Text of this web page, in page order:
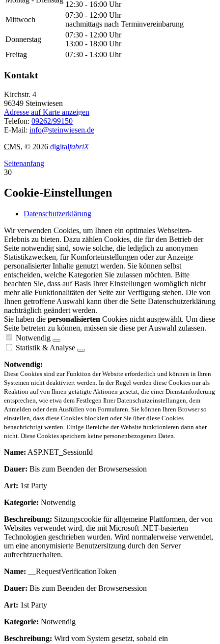
12:30 - 16:00 Uhr
Mittwoch
07:30 - 12:00 Uhr
nachmittags nach Terminvereinbarung
Donnerstag
07:30 - 12:00 Uhr
13:00 - 18:00 Uhr
Freitag
07:30 - 13:00 Uhr
Kontakt
Kirchstr. 4
96349 Steinwiesen
Adresse auf Karte anzeigen
Telefon: 09262/99150
E-Mail: info@steinwiesen.de
CMS, © 2026 digitalfabriX
Seitenanfang
30
Cookie-Einstellungen
Datenschutzerklärung
Wir verwenden Cookies, um Ihnen ein optimales Webseiten-
Erlebnis zu bieten. Dazu zählen Cookies, die für den Betrieb der
Seite notwendig sind, sowie solche, die lediglich zu anonymen
Statistikzwecken, für Komforteinstellungen oder zur Anzeige
personalisierter Inhalte genutzt werden. Sie können selbst
entscheiden, welche Kategorien Sie zulassen möchten. Bitte
beachten Sie, dass auf Basis Ihrer Einstellungen womöglich nicht
mehr alle Funktionalitäten der Seite zur Verfügung stehen. Die von
Ihnen getroffene Auswahl kann über die Seite Datenschutzerklärung
nachträglich geändert werden.
Sie haben die personalisierten Cookies nicht ausgewählt. Um diese
Seite betreten zu können, müssen sie diese per Auswahl zulassen.
Notwendig
Statistik & Analyse
Notwendig:
Diese Cookies sind zur Funktion der Website erforderlich und können in Ihren
Systemen nicht deaktiviert werden. In der Regel werden diese Cookies nur als
Reaktion auf von Ihnen getätigte Aktionen gesetzt, die einer Dienstanforderung
entsprechen, wie etwa dem Festlegen Ihrer Datenschutzeinstellungen, dem
Anmelden oder dem Ausfüllen von Formularen. Sie können Ihren Browser so
einstellen, dass diese Cookies blockiert oder Sie über diese Cookies
benachrichtigt werden. Einige Bereiche der Website funktionieren dann aber
nicht. Diese Cookies speichern keine personenbezogenen Daten.
Name: ASP.NET_SessionId
Dauer: Bis zum Beenden der Browsersession
Art: 1st Party
Kategorie: Notwendig
Beschreibung: Sitzungscookie für allgemeine Plattformen, der von
Websites verwendet wird, die mit Microsoft .NET-basierten
Technologien geschrieben wurden. Wird normalerweise verwendet,
um eine anonymisierte Benutzersitzung durch den Server
aufrechtzuerhalten.
Name: __RequestVerificationToken
Dauer: Bis zum Beenden der Browsersession
Art: 1st Party
Kategorie: Notwendig
Beschreibung: Wird vom System gesetzt, sobald ein